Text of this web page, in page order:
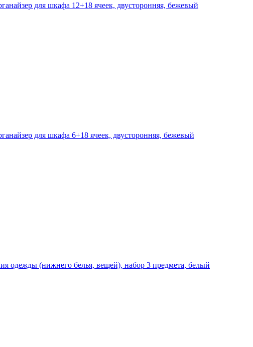
для шкафа 12+18 ячеек, двусторонняя, бежевый
для шкафа 6+18 ячеек, двусторонняя, бежевый
одежды (нижнего белья, вещей), набор 3 предмета, белый